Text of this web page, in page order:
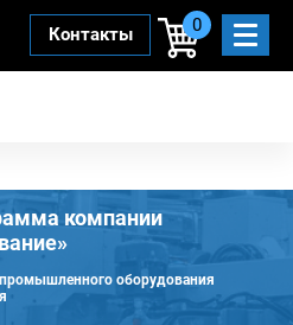
Контакты 0
компании
оборудования